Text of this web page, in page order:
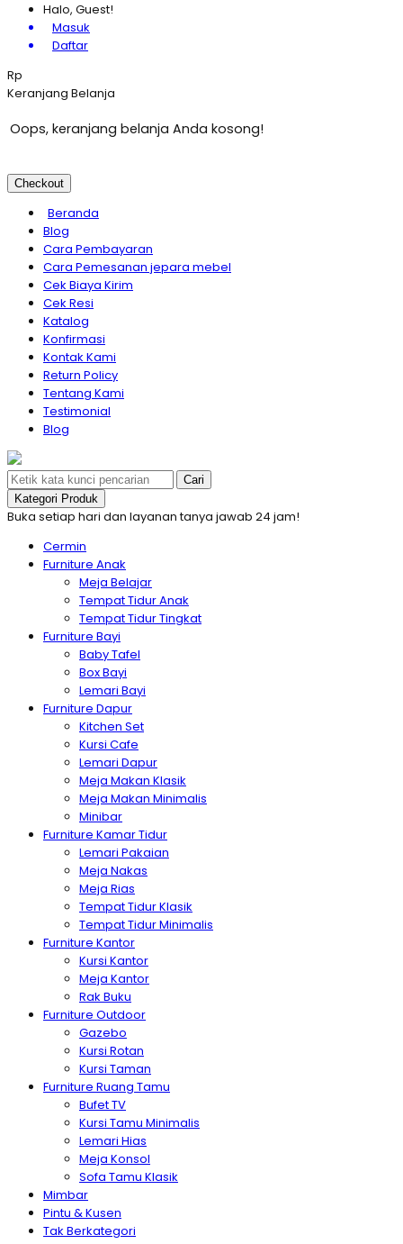
Halo, Guest!
Masuk
Daftar
Rp
Keranjang Belanja
Oops, keranjang belanja Anda kosong!
Checkout
Beranda
Blog
Cara Pembayaran
Cara Pemesanan jepara mebel
Cek Biaya Kirim
Cek Resi
Katalog
Konfirmasi
Kontak Kami
Return Policy
Tentang Kami
Testimonial
Blog
Cari
Kategori Produk
Buka setiap hari dan layanan tanya jawab 24 jam!
Cermin
Furniture Anak
Meja Belajar
Tempat Tidur Anak
Tempat Tidur Tingkat
Furniture Bayi
Baby Tafel
Box Bayi
Lemari Bayi
Furniture Dapur
Kitchen Set
Kursi Cafe
Lemari Dapur
Meja Makan Klasik
Meja Makan Minimalis
Minibar
Furniture Kamar Tidur
Lemari Pakaian
Meja Nakas
Meja Rias
Tempat Tidur Klasik
Tempat Tidur Minimalis
Furniture Kantor
Kursi Kantor
Meja Kantor
Rak Buku
Furniture Outdoor
Gazebo
Kursi Rotan
Kursi Taman
Furniture Ruang Tamu
Bufet TV
Kursi Tamu Minimalis
Lemari Hias
Meja Konsol
Sofa Tamu Klasik
Mimbar
Pintu & Kusen
Tak Berkategori